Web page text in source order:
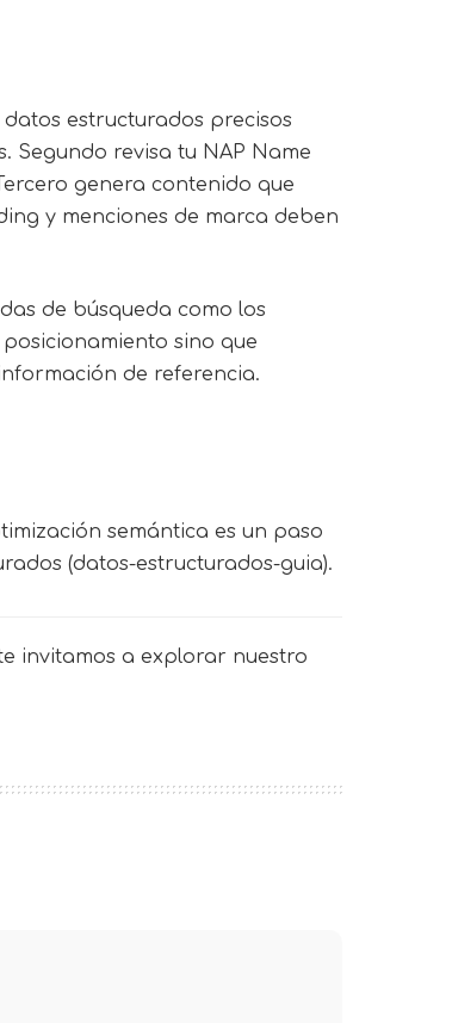
estructurados precisos
revisa tu NAP Name
genera contenido que
y menciones de marca deben
de búsqueda como los
sino que
de referencia.
semántica es un paso
(datos-estructurados-guia).
invitamos a explorar nuestro